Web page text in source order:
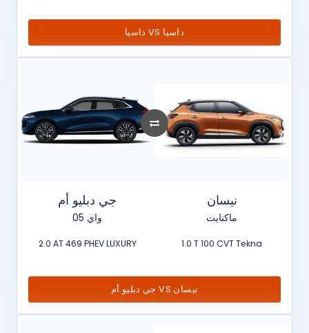
داسيا VS داسيا
جي دبليو أم
واي 05
2.0 AT 469 PHEV LUXURY
نيسان
ماكنايت
1.0 T 100 CVT Tekna
جي دبليو أم VS نيسان